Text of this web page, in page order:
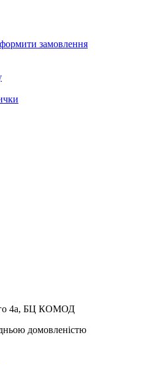
замовлення
4а, БЦ КОМОД
домовленістю